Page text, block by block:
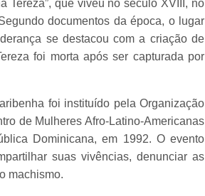
Tereza”, que viveu no século XVIII, no
documentos da época, o lugar
se destacou com a criação de
foi morta após ser capturada por
foi instituído pela Organização
de Mulheres Afro-Latino-Americanas
Dominicana, em 1992. O evento
suas vivências, denunciar as
machismo.